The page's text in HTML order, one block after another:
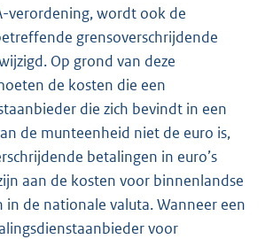
verordening, wordt ook de
grensoverschrijdende
Op grond van deze
de kosten die een
die zich bevindt in een
de munteenheid niet de euro is,
betalingen in euro’s
aan de kosten voor binnenlandse
in de nationale valuta. Wanneer een
voor